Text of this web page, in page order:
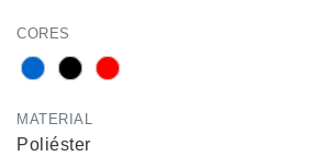
CORES
MATERIAL
Poliéster